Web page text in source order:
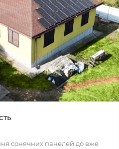
сонячних панелей до вже